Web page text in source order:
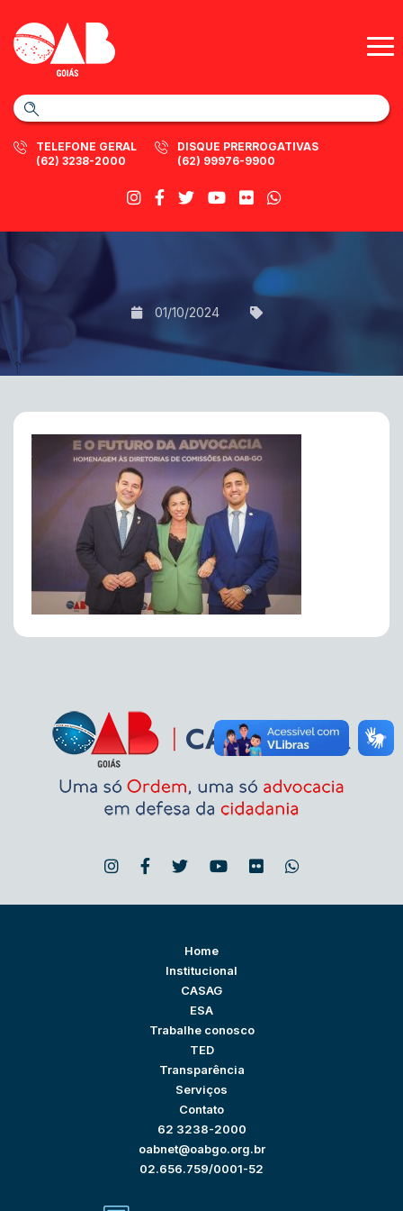
TELEFONE GERAL
(62) 3238-2000
DISQUE PRERROGATIVAS
(62) 99976-9900
01/10/2024
Home
Institucional
CASAG
ESA
Trabalhe conosco
TED
Transparência
Serviços
Contato
62 3238-2000
oabnet@oabgo.org.br
02.656.759/0001-52